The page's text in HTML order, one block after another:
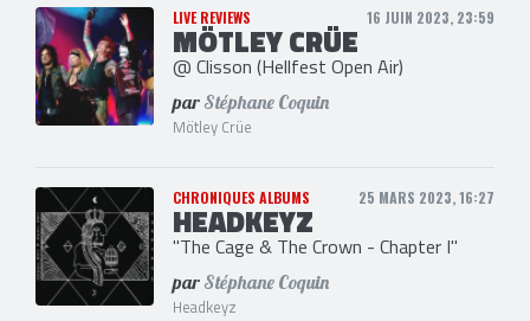
LIVE REVIEWS 16 JUIN 2023, 23:59
MÖTLEY CRÜE
@ Clisson (Hellfest Open Air)
par Stéphane Coquin
Mötley Crüe
CHRONIQUES ALBUMS 25 MARS 2023, 16:27
HEADKEYZ
"The Cage & The Crown - Chapter I"
par Stéphane Coquin
Headkeyz